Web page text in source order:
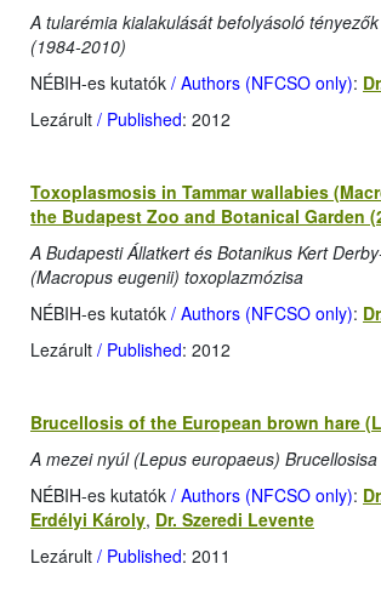
A tularémia kialakulását befolyásoló
(1984-2010)
NÉBIH-es kutatók / Authors (NFCSO only):
Lezárult / Published: 2012
Toxoplasmosis in Tammar wallabies
the Budapest Zoo and Botanical Garden
A Budapesti Állatkert és Botanikus Kert
(Macropus eugenii) toxoplazmózisa
NÉBIH-es kutatók / Authors (NFCSO only):
Lezárult / Published: 2012
Brucellosis of the European brown hare
A mezei nyúl (Lepus europaeus) Brucellosisa
NÉBIH-es kutatók / Authors (NFCSO only):
Erdélyi Károly, Dr. Szeredi Levente
Lezárult / Published: 2011